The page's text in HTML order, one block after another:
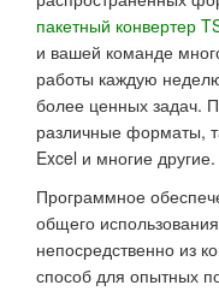
пакетный конвертер
и вашей команде
работы каждую
более ценных задач.
различные форматы,
Excel и многие другие.
Программное
общего
непосредственно из
способ для опытных